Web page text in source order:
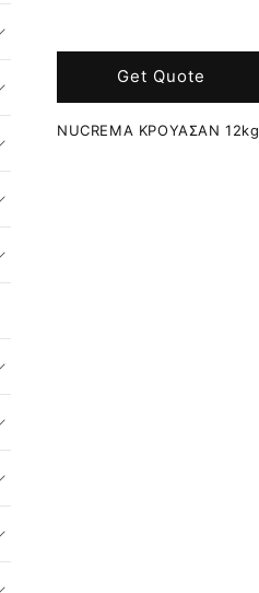
NUCREMA ΚΡΟΥΑΣΑΝ 12kg
Get Quote